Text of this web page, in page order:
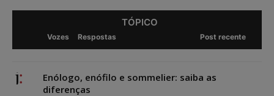
TÓPICO
Vozes Respostas Post recente
Enólogo, enófilo e sommelier: saiba as
diferenças